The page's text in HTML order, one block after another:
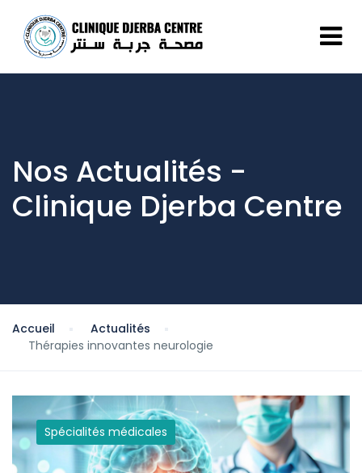
Nos Actualités -
Clinique Djerba Centre
Accueil
Actualités
Thérapies innovantes neurologie
Spécialités médicales